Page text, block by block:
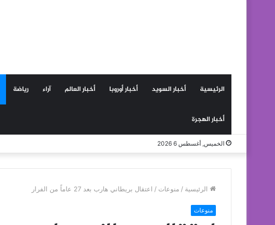
الرئيسية أخبار السويد أخبار أوروبا أخبار العالم آراء رياضة
أخبار الهجرة
الخميس, أغسطس 6 2026
الرئيسية / منوعات / اعتقال بريطاني هارب بعد 27 عاماً من الفرار
منوعات